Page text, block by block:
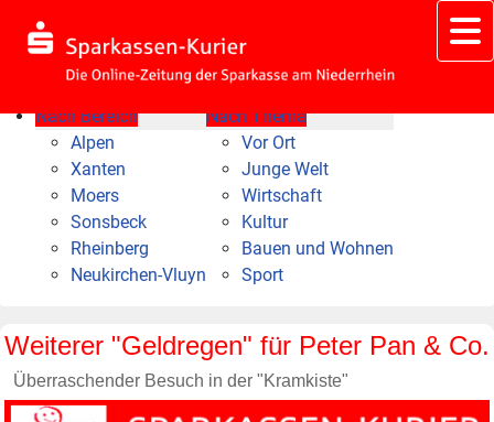
Nach Bereich
Alpen
Xanten
Moers
Sonsbeck
Rheinberg
Neukirchen-Vluyn
Nach Thema
Vor Ort
Junge Welt
Wirtschaft
Kultur
Bauen und Wohnen
Sport
Weiterer "Geldregen" für Peter Pan & Co.
Überraschender Besuch in der "Kramkiste"